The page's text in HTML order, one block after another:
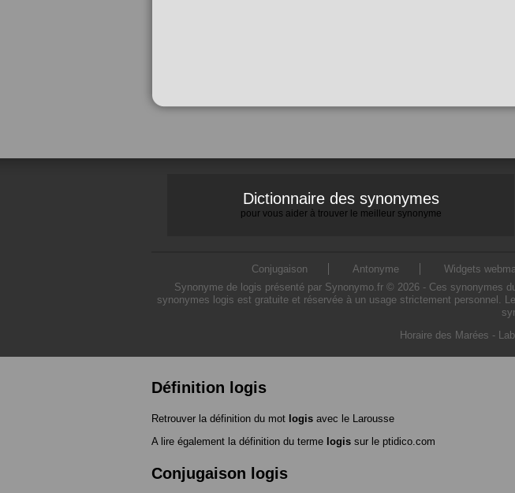
Dictionnaire des synonymes
pour vous aider à trouver le meilleur synonyme
Conjugaison Antonyme Widgets
Synonyme de logis présenté par Synonymo.fr © 2026 - Ces synonymes
synonymes logis est gratuite et réservée à un usage strictement personnel.
Horaire des Marées -
Définition logis
Retrouver la définition du mot logis avec le Larousse
A lire également la définition du terme logis sur le ptidico.com
Conjugaison logis